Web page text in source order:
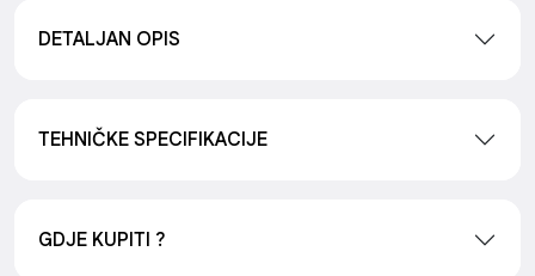
DETALJAN OPIS
TEHNIČKE SPECIFIKACIJE
GDJE KUPITI ?